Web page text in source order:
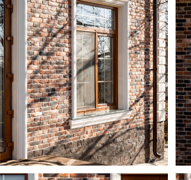
5 elemente
Bancă cu masă de șah
Jardinieră pătrată
din pietriș de marmură
din beton